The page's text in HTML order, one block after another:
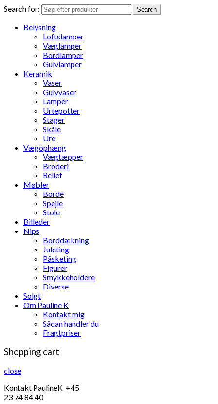
Search for: Search
Belysning
Loftslamper
Væglamper
Bordlamper
Gulvlamper
Keramik
Vaser
Gulvvaser
Lamper
Urtepotter
Stager
Skåle
Ure
Vægophæng
Vægtæpper
Broderi
Relief
Møbler
Borde
Spejle
Stole
Billeder
Nips
Borddækning
Juleting
Påsketing
Figurer
Smykkeholdere
Diverse
Solgt
Om Pauline K
Kontakt mig
Sådan handler du
Fragtpriser
Shopping cart
close
Kontakt PaulineK +45
23 74 84 40